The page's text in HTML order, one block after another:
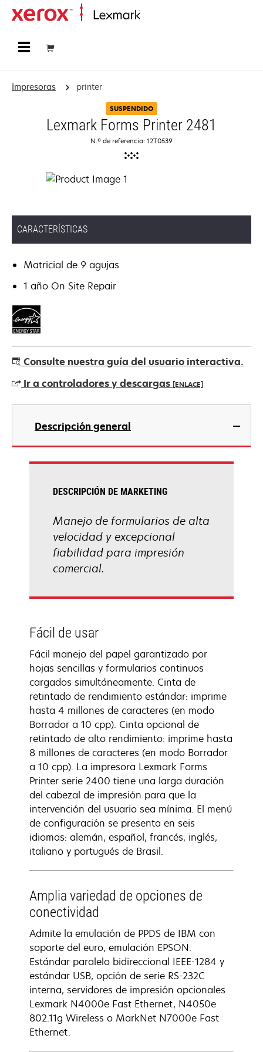
Impresoras printer
SUSPENDIDO
Lexmark Forms Printer 2481
N.º de referencia: 12T0539
CARACTERÍSTICAS
Matricial de 9 agujas
1 año On Site Repair
Consulte nuestra guía del usuario interactiva.
Ir a controladores y descargas [ENLACE]
se
una
pestaña
Descripción general
DESCRIPCIÓN DE MARKETING
Manejo de formularios de alta
velocidad y excepcional
fiabilidad para impresión
comercial.
Fácil de usar
Fácil manejo del papel garantizado por
hojas sencillas y formularios continuos
cargados simultáneamente. Cinta de
retintado de rendimiento estándar: imprime
hasta 4 millones de caracteres (en modo
Borrador a 10 cpp). Cinta opcional de
retintado de alto rendimiento: imprime hasta
8 millones de caracteres (en modo Borrador
a 10 cpp). La impresora Lexmark Forms
Printer serie 2400 tiene una larga duración
del cabezal de impresión para que la
intervención del usuario sea mínima. El menú
de configuración se presenta en seis
idiomas: alemán, español, francés, inglés,
italiano y portugués de Brasil.
Amplia variedad de opciones de
conectividad
Admite la emulación de PPDS de IBM con
soporte del euro, emulación EPSON.
Estándar paralelo bidireccional IEEE-1284 y
estándar USB, opción de serie RS-232C
interna, servidores de impresión opcionales
Lexmark N4000e Fast Ethernet, N4050e
802.11g Wireless o MarkNet N7000e Fast
Ethernet.